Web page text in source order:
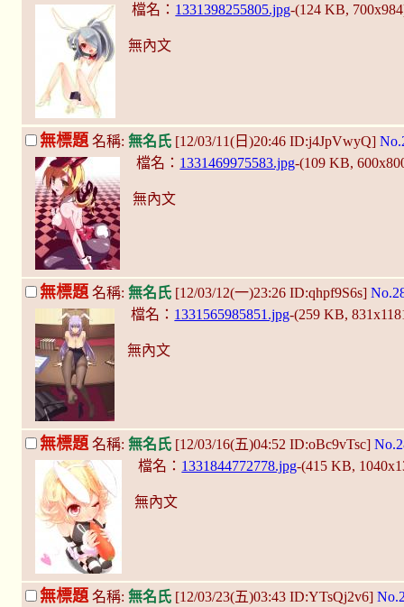
檔名： 1331398255805.jpg-(124 KB,
無內文
無標題 名稱: 無名氏 [12/03/11(日)20:46 ID:j4JpVwyQ]
檔名： 1331469975583.jpg-(109 KB,
無內文
無標題 名稱: 無名氏 [12/03/12(一)23:26 ID:qhpf9S6s]
檔名： 1331565985851.jpg-(259 KB,
無內文
無標題 名稱: 無名氏 [12/03/16(五)04:52 ID:oBc9vTsc]
檔名： 1331844772778.jpg-(415 KB,
無內文
無標題 名稱: 無名氏 [12/03/23(五)03:43 ID:YTsQj2v6]